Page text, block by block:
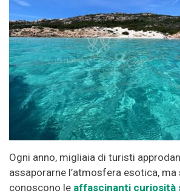
Ogni anno, migliaia di turisti
assaporarne l’atmosfera esotica, ma
conoscono le affascinanti curiosità